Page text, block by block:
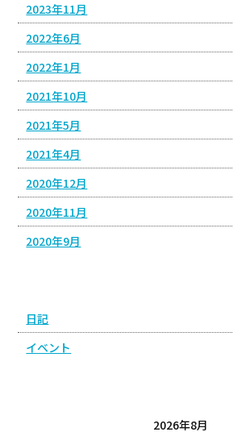
2023年11月
2022年6月
2022年1月
2021年10月
2021年5月
2021年4月
2020年12月
2020年11月
2020年9月
日記
イベント
2026年8月